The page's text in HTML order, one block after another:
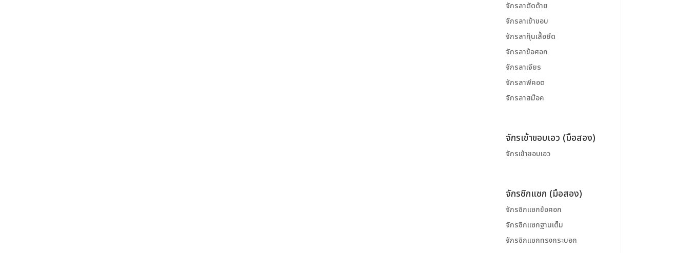
จักรลาตัดด้าย
จักรลาเข้าขอบ
จักรลากุ๊นเสื้อยืด
จักรลาข้อศอก
จักรลาเจียร
จักรลาพีคอต
จักรลาสม๊อค
จักรเข้าขอบเอว (มือสอง)
จักรเข้าขอบเอว
จักรซิกแซก (มือสอง)
จักรซิกแซกข้อศอก
จักรซิกแซกฐานเต็ม
จักรซิกแซกทรงกระบอก